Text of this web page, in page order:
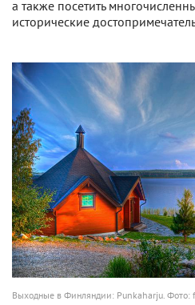
а также посетить
исторические
Выходные в Финляндии: Punkaharju. Фото: